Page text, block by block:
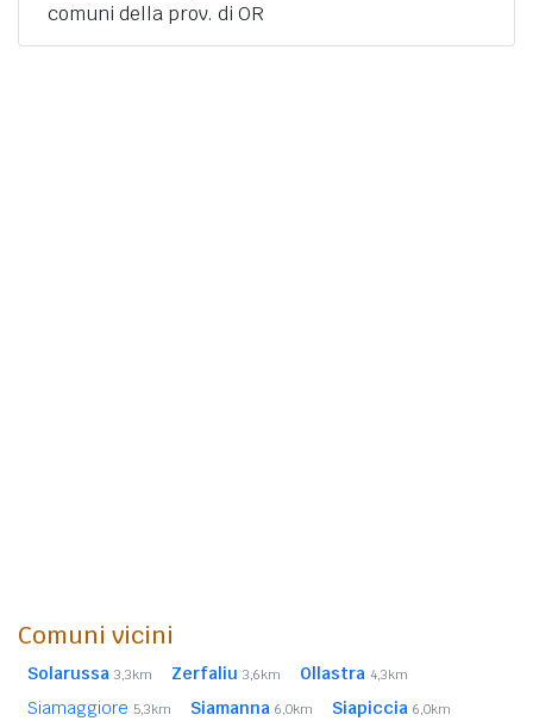
comuni della prov. di OR
Comuni vicini
Solarussa 3,3km Zerfaliu 3,6km Ollastra 4,3km
Siamaggiore 5,3km Siamanna 6,0km Siapiccia 6,0km